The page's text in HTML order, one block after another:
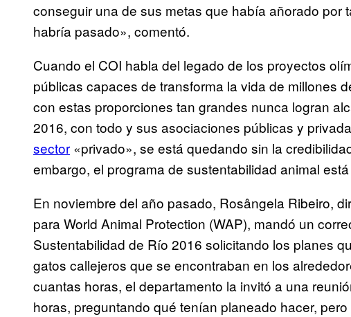
conseguir una de sus metas que había añorado por
habría pasado», comentó.
Cuando el COI habla del legado de los proyectos
públicas capaces de transforma la vida de millones
con estas proporciones tan grandes nunca logran
2016, con todo y sus asociaciones públicas y
sector «privado», se está quedando sin la
embargo, el programa de sustentabilidad animal
En noviembre del año pasado, Rosângela Ribeiro,
para World Animal Protection (WAP), mandó un
Sustentabilidad de Río 2016 solicitando los planes
gatos callejeros que se encontraban en los
cuantas horas, el departamento la invitó a una
horas, preguntando qué tenían planeado hacer,